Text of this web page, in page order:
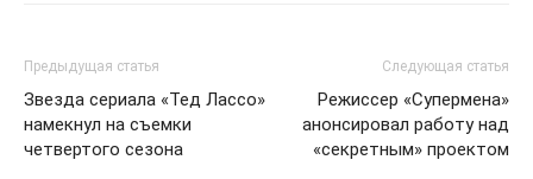
Предыдущая статья
Звезда сериала «Тед Лассо»
намекнул на съемки
четвертого сезона
Следующая статья
Режиссер «Супермена»
анонсировал работу над
«секретным» проектом